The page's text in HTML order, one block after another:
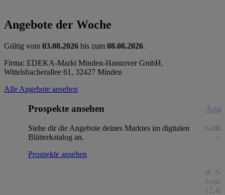
Angebote der Woche
Gültig vom 03.08.2026 bis zum 08.08.2026.
Firma: EDEKA-Markt Minden-Hannover GmbH,
Wittelsbacherallee 61, 32427 Minden
Alle Angebote ansehen
Prospekte ansehen
Siehe dir die Angebote deines Marktes im digitalen
Blätterkatalog an.
Prospekte ansehen
dt.